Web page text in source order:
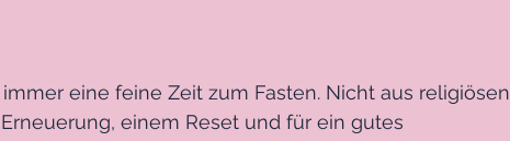
eine feine Zeit zum Fasten. Nicht aus religiösen
einem Reset und für ein gutes